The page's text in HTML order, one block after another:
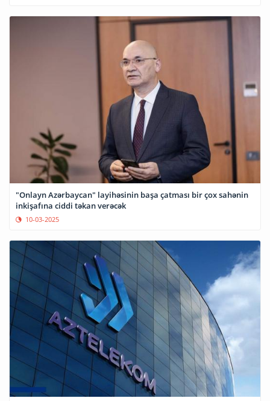
"Onlayn Azərbaycan" layihəsinin başa çatması bir çox sahənin
inkişafına ciddi təkan verəcək
10-03-2025